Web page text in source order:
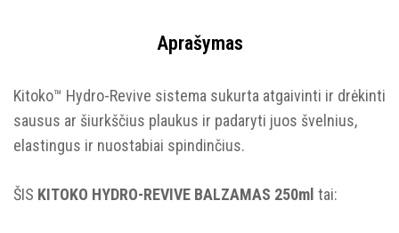
Aprašymas
Kitoko™ Hydro-Revive sistema sukurta atgaivinti ir drėkinti
sausus ar šiurkščius plaukus ir padaryti juos švelnius,
elastingus ir nuostabiai spindinčius.
ŠIS KITOKO HYDRO-REVIVE BALZAMAS 250ml tai: